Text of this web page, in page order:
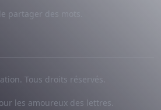
partager des mots.
Tous droits réservés.
les amoureux des lettres.